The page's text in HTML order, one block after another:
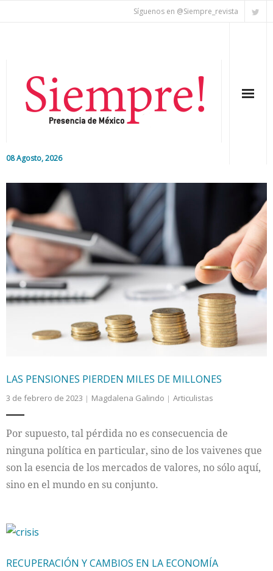
Síguenos en @Siempre_revista
08 Agosto, 2026
Editorial
Nacional
Colaboradores
Internacional
Cultura
LAS PENSIONES PIERDEN MILES DE MILLONES
3 de febrero de 2023 Magdalena Galindo Articulistas
Por supuesto, tal pérdida no es consecuencia de
ninguna política en particular, sino de los vaivenes que
son la esencia de los mercados de valores, no sólo aquí,
sino en el mundo en su conjunto.
RECUPERACIÓN Y CAMBIOS EN LA ECONOMÍA